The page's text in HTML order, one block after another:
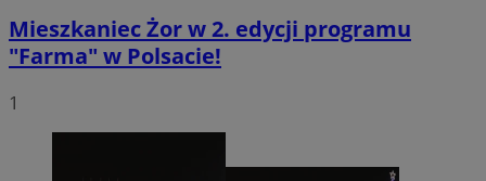
Mieszkaniec Żor w 2. edycji programu
"Farma" w Polsacie!
1